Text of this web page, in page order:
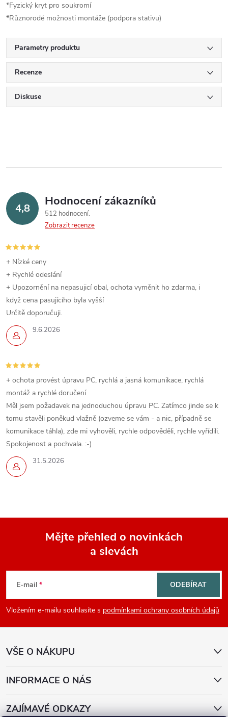
*Fyzický kryt pro soukromí
*Různorodé možnosti montáže (podpora stativu)
Parametry produktu
Recenze
Diskuse
4,8 Hodnocení zákazníků
512 hodnocení
Zobrazit recenze
9.6.2026
+ Nízké ceny
+ Rychlé odeslání
+ Upozornění na nepasujicí obal, ochota vyměnit ho zdarma, i
když cena pasujícího byla vyšší
Určitě doporučuji.
31.5.2026
+ ochota provést úpravu PC, rychlá a jasná komunikace, rychlá
montáž a rychlé doručení
Měl jsem požadavek na jednoduchou úpravu PC. Zatímco jinde se k
tomu stavěli poněkud vlažně (ozveme se vám - a nic, případně se
komunikace táhla), zde mi vyhověli, rychle odpověděli, rychle vyřídili.
Spokojenost a pochvala. :-)
p
a
Mějte přehled o novinkách
a slevách
E-mail
Vložením e-mailu souhlasíte s podmínkami ochrany osobních údajů
ODEBÍRAT
VŠE O NÁKUPU
INFORMACE O NÁS
ZAJÍMAVÉ ODKAZY